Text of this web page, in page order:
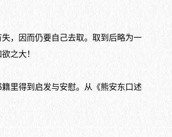
，因而仍要自己去取。取到后略为一
之大！
里得到启发与安慰。从《熊安东口述